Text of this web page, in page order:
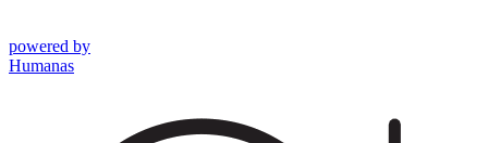
powered by
Humanas